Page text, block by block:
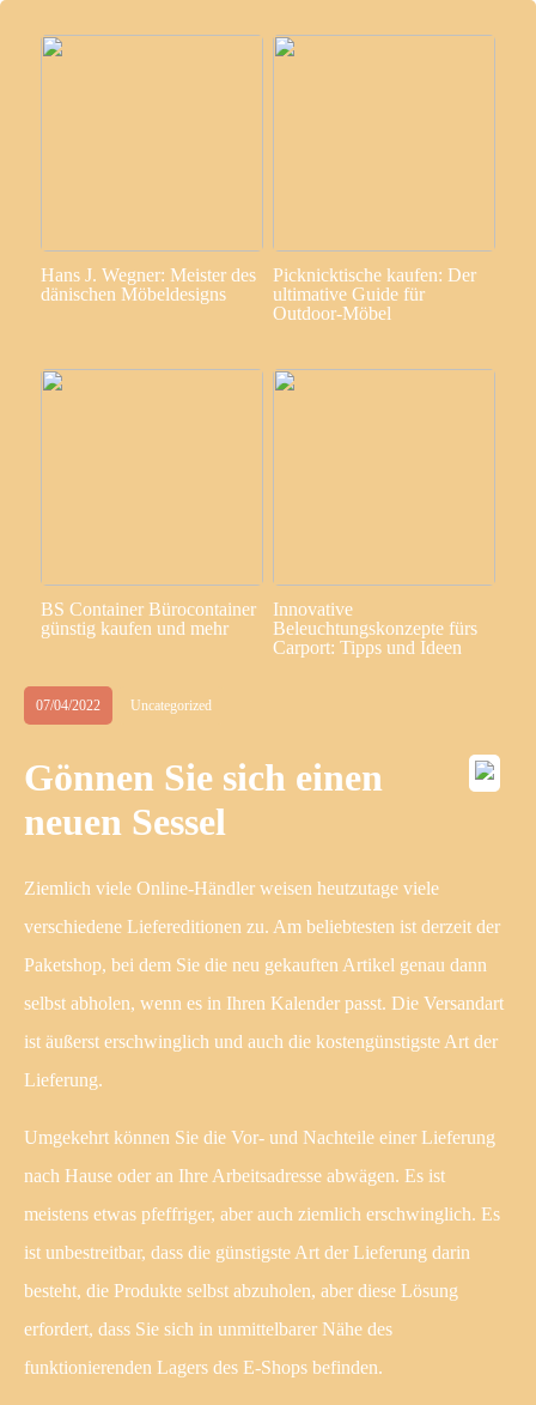
Hans J. Wegner: Meister des
dänischen Möbeldesigns
Picknicktische kaufen: Der
ultimative Guide für
Outdoor-Möbel
BS Container Bürocontainer
günstig kaufen und mehr
Innovative
Beleuchtungskonzepte fürs
Carport: Tipps und Ideen
07/04/2022 Uncategorized
Gönnen Sie sich einen
neuen Sessel
Ziemlich viele Online-Händler weisen heutzutage viele
verschiedene Liefereditionen zu. Am beliebtesten ist derzeit der
Paketshop, bei dem Sie die neu gekauften Artikel genau dann
selbst abholen, wenn es in Ihren Kalender passt. Die Versandart
ist äußerst erschwinglich und auch die kostengünstigste Art der
Lieferung.
Umgekehrt können Sie die Vor- und Nachteile einer Lieferung
nach Hause oder an Ihre Arbeitsadresse abwägen. Es ist
meistens etwas pfeffriger, aber auch ziemlich erschwinglich. Es
ist unbestreitbar, dass die günstigste Art der Lieferung darin
besteht, die Produkte selbst abzuholen, aber diese Lösung
erfordert, dass Sie sich in unmittelbarer Nähe des
funktionierenden Lagers des E-Shops befinden.